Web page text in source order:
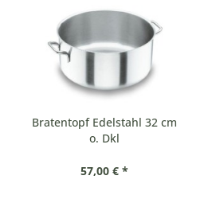
Bratentopf Edelstahl 32 cm
o. Dkl
57,00 € *